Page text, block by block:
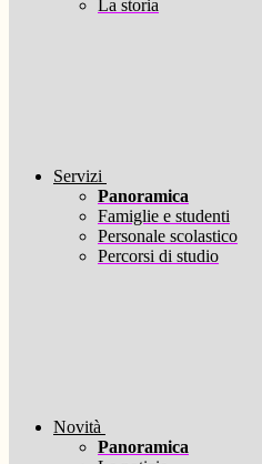
La storia
Servizi
Panoramica
Famiglie e studenti
Personale scolastico
Percorsi di studio
Novità
Panoramica